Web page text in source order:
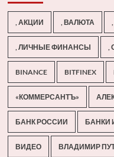
, АКЦИИ , ВАЛЮТА
, ЛИЧНЫЕ ФИНАНСЫ
BINANCE BITFINEX
«КОММЕРСАНТЪ»
БАНК РОССИИ БАНКИ
ВИДЕО ВЛАДИМИР